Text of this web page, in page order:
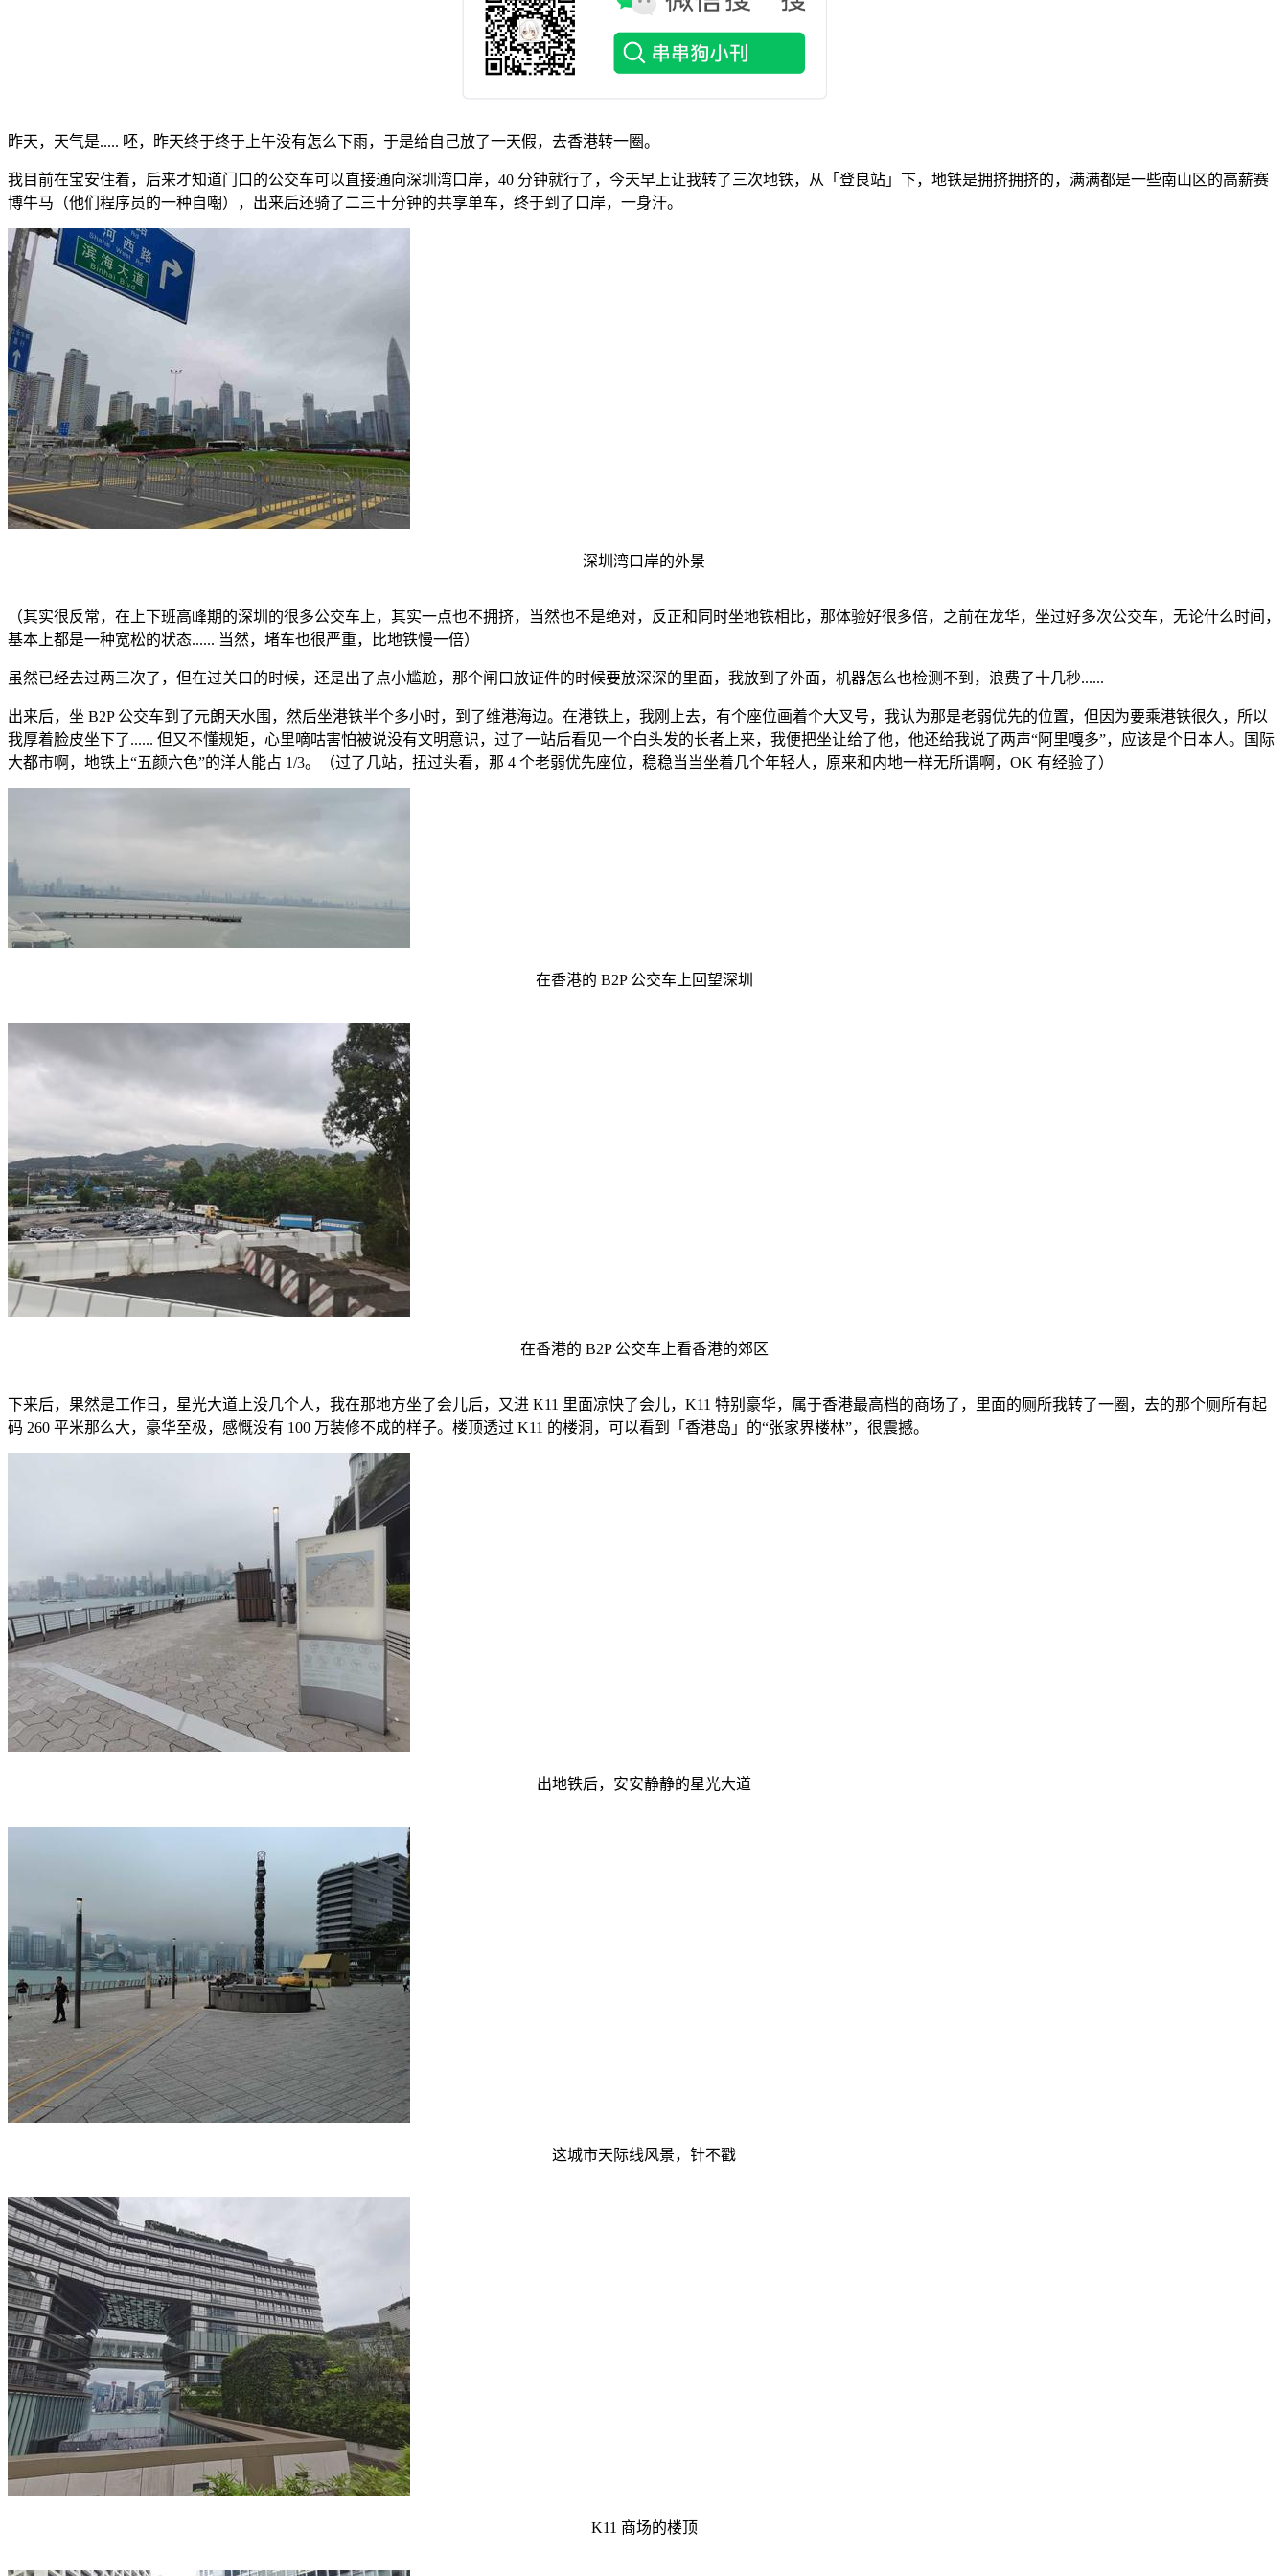
昨天，天气是..... 呸，昨天终于终于上午没有怎么下雨，于是给自己放了一天假，去香港转一圈。
我目前在宝安住着，后来才知道门口的公交车可以直接通向深圳湾口岸，40 分钟就行了，今天早上让我转了三次地铁，从「登良站」下，地铁是拥挤拥挤的，满满都是一些南山区的高薪赛
博牛马（他们程序员的一种自嘲），出来后还骑了二三十分钟的共享单车，终于到了口岸，一身汗。
深圳湾口岸的外景
（其实很反常，在上下班高峰期的深圳的很多公交车上，其实一点也不拥挤，当然也不是绝对，反正和同时坐地铁相比，那体验好很多倍，之前在龙华，坐过好多次公交车，无论什么时间，
基本上都是一种宽松的状态...... 当然，堵车也很严重，比地铁慢一倍）
虽然已经去过两三次了，但在过关口的时候，还是出了点小尴尬，那个闸口放证件的时候要放深深的里面，我放到了外面，机器怎么也检测不到，浪费了十几秒......
出来后，坐 B2P 公交车到了元朗天水围，然后坐港铁半个多小时，到了维港海边。在港铁上，我刚上去，有个座位画着个大叉号，我认为那是老弱优先的位置，但因为要乘港铁很久，所以
我厚着脸皮坐下了...... 但又不懂规矩，心里嘀咕害怕被说没有文明意识，过了一站后看见一个白头发的长者上来，我便把坐让给了他，他还给我说了两声“阿里嘎多”，应该是个日本人。国际
大都市啊，地铁上“五颜六色”的洋人能占 1/3。（过了几站，扭过头看，那 4 个老弱优先座位，稳稳当当坐着几个年轻人，原来和内地一样无所谓啊，OK 有经验了）
在香港的 B2P 公交车上回望深圳
在香港的 B2P 公交车上看香港的郊区
下来后，果然是工作日，星光大道上没几个人，我在那地方坐了会儿后，又进 K11 里面凉快了会儿，K11 特别豪华，属于香港最高档的商场了，里面的厕所我转了一圈，去的那个厕所有起
码 260 平米那么大，豪华至极，感慨没有 100 万装修不成的样子。楼顶透过 K11 的楼洞，可以看到「香港岛」的“张家界楼林”，很震撼。
出地铁后，安安静静的星光大道
这城市天际线风景，针不戳
K11 商场的楼顶